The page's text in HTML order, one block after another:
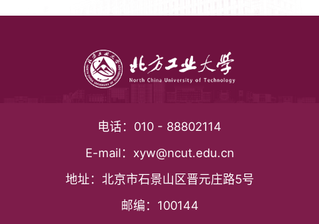
电话： 010 - 88802114
E-mail： xyw@ncut.edu.cn
地址： 北京市石景山区晋元庄路5号
邮编： 100144